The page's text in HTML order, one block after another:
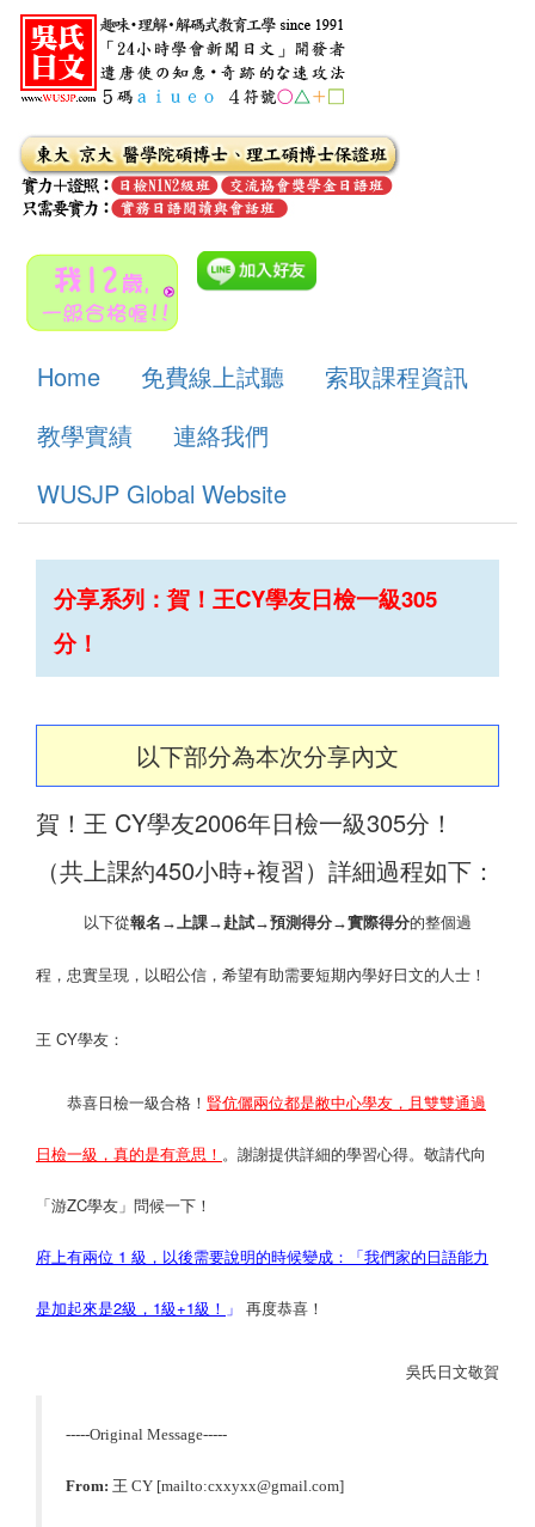
Home 免費線上試聽
索取課程資訊
教學實績
連絡我們
WUSJP Global Website
分享系列：賀！王CY學友日檢一級305
分！
以下部分為本次分享內文
賀！王 CY學友2006年日檢一級305分！
（共上課約450小時+複習） 詳細過程如下：
以下從報名→上課→赴試→預測得分→實際得分的整個過
程，忠實呈現，以昭公信，希望有助需要短期內學好日文的人士！
王 CY學友：
恭喜日檢一級合格！ 賢伉儷兩位都是敝中心學友，且雙雙通過
日檢一級，真的是有意思！ 。謝謝提供詳細的學習心得。敬請代向
「游ZC學友」問候一下！
府上有兩位 1 級，以後需要說明的時候變成 ：「我們家的日語能力
是加起來是2級， 1級+1級！ 」 再度恭喜！
吳氏日文敬賀
-----Original Message-----
From: 王 CY [mailto:cxxyxx@gmail.com]